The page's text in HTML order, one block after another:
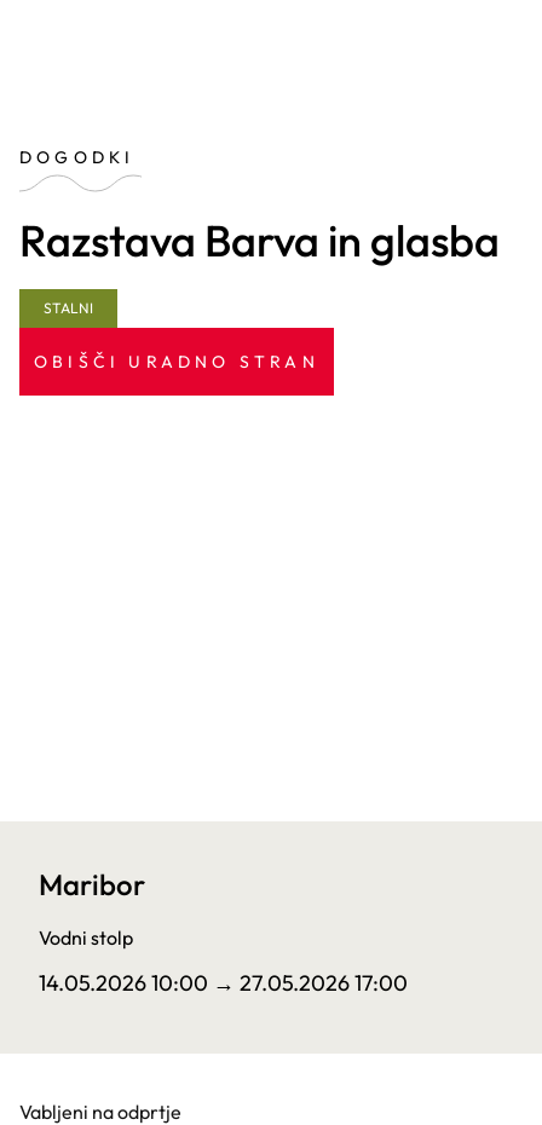
DOGODKI
Razstava Barva in glasba
STALNI
OBIŠČI URADNO STRAN
Maribor
Vodni stolp
14.05.2026 10:00 → 27.05.2026 17:00
Vabljeni na odprtje